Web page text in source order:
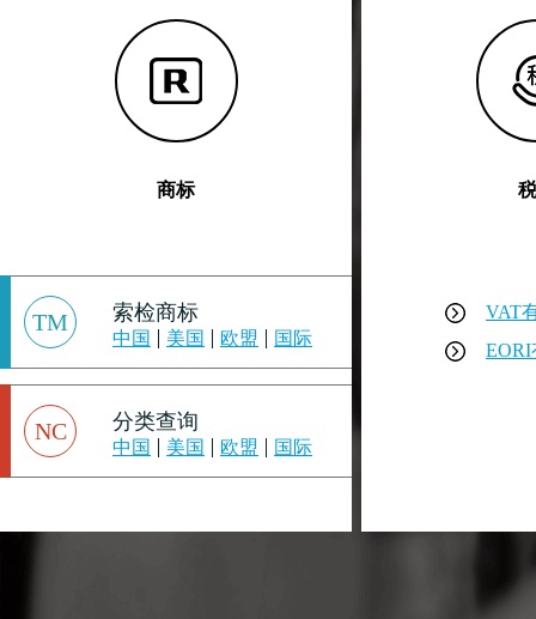
商标
TM 索检商标
中国 美国 欧盟 国际
NC 分类查询
中国 美国 欧盟 国际
VAT